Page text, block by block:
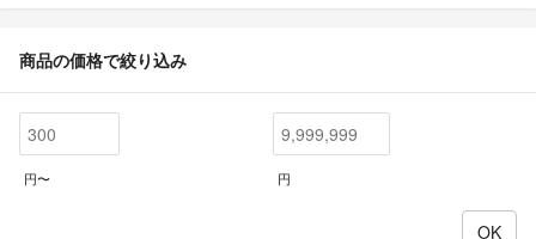
商品の価格で絞り込み
円〜 円